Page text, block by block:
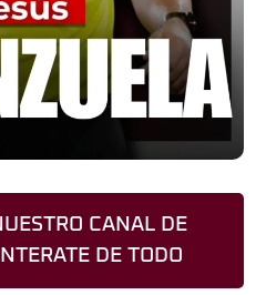
CANAL DE
DE TODO